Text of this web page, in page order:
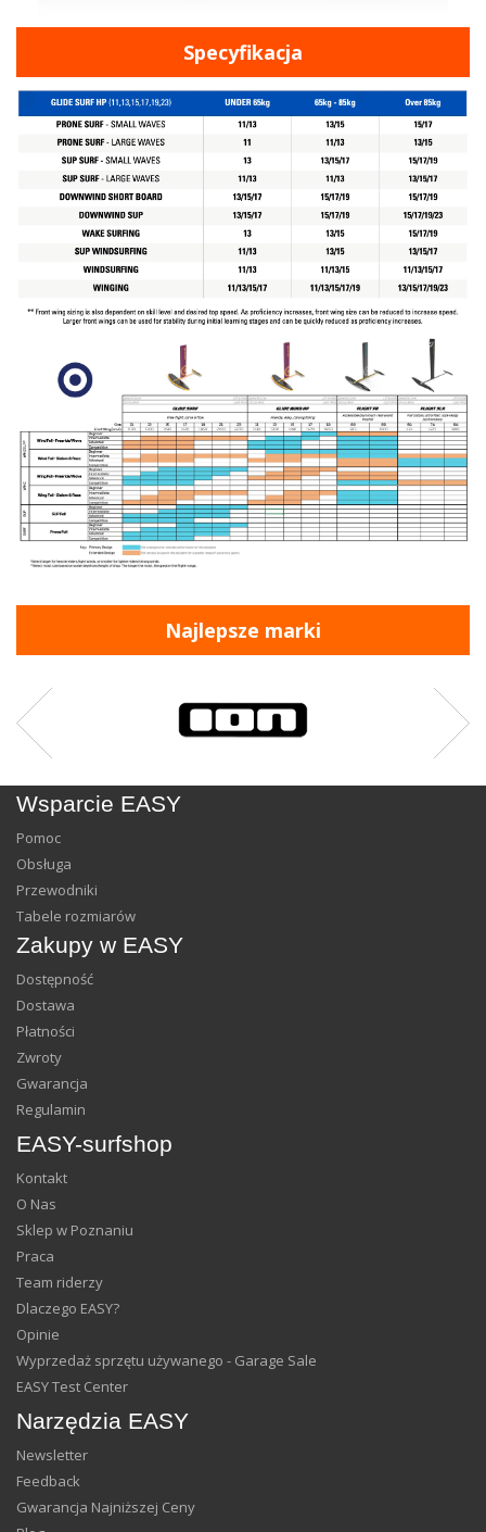
Specyfikacja
Najlepsze marki
Wsparcie EASY
Pomoc
Obsługa
Przewodniki
Tabele rozmiarów
Zakupy w EASY
Dostępność
Dostawa
Płatności
Zwroty
Gwarancja
Regulamin
EASY-surfshop
Kontakt
O Nas
Sklep w Poznaniu
Praca
Team riderzy
Dlaczego EASY?
Opinie
Wyprzedaż sprzętu używanego - Garage Sale
EASY Test Center
Narzędzia EASY
Newsletter
Feedback
Gwarancja Najniższej Ceny